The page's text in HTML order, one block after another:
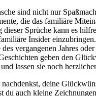
sind nicht nur
die das familiäre
dieser Sprüche kann es
Insider
vergangenen Jahres
geben den
lassen sie noch
deine
du auch kleine